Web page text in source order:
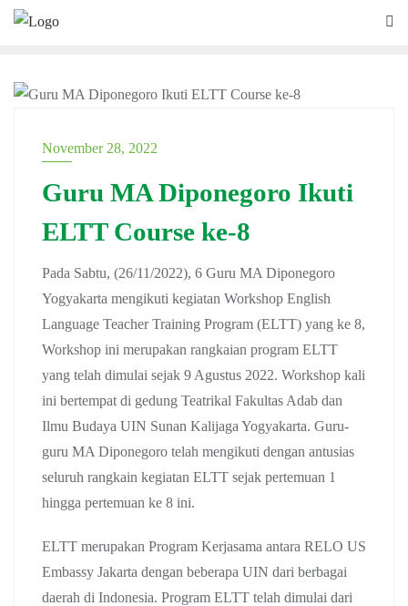
November 28, 2022
Guru MA Diponegoro Ikuti
ELTT Course ke-8
Pada Sabtu, (26/11/2022), 6 Guru MA Diponegoro
Yogyakarta mengikuti kegiatan Workshop English
Language Teacher Training Program (ELTT) yang ke 8,
Workshop ini merupakan rangkaian program ELTT
yang telah dimulai sejak 9 Agustus 2022. Workshop kali
ini bertempat di gedung Teatrikal Fakultas Adab dan
Ilmu Budaya UIN Sunan Kalijaga Yogyakarta. Guru-
guru MA Diponegoro telah mengikuti dengan antusias
seluruh rangkain kegiatan ELTT sejak pertemuan 1
hingga pertemuan ke 8 ini.
ELTT merupakan Program Kerjasama antara RELO US
Embassy Jakarta dengan beberapa UIN dari berbagai
daerah di Indonesia. Program ELTT telah dimulai dari